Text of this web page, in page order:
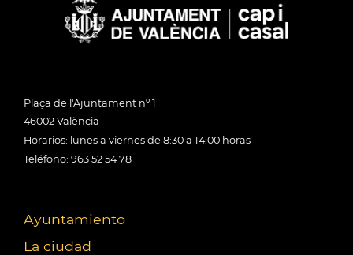
Plaça de l'Ajuntament nº 1
46002 València
Horarios: lunes a viernes de 8:30 a 14:00 horas
Teléfono: 963 52 54 78
Ayuntamiento
La ciudad